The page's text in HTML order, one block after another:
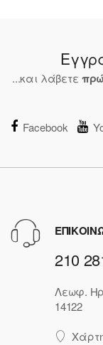
...και λάβετε
Facebook
210
Λεωφ.
14122